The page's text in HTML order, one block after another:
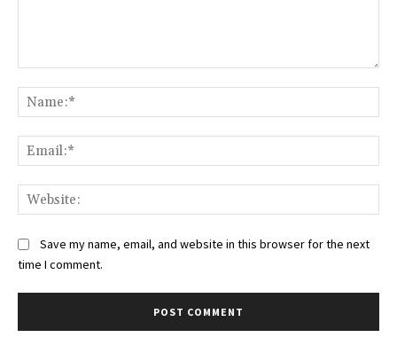
Save my name, email, and website in this browser for the next
time I comment.